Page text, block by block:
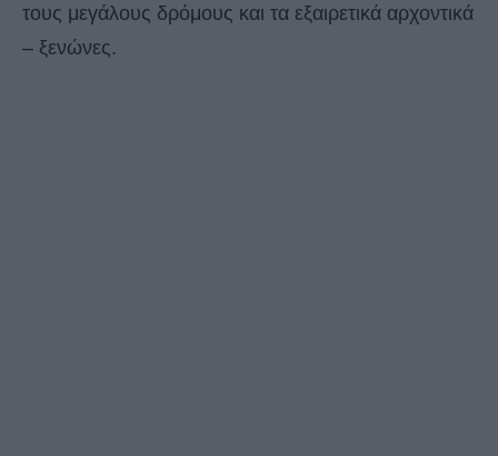
τους μεγάλους δρόμους και τα εξαιρετικά αρχοντικά
– ξενώνες.